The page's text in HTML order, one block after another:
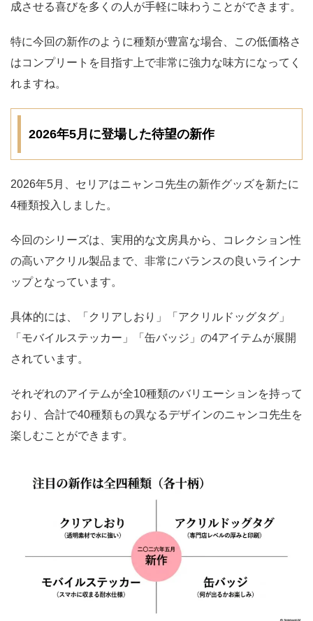
成させる喜びを多くの人が手軽に味わうことができます。
特に今回の新作のように種類が豊富な場合、この低価格さ
はコンプリートを目指す上で非常に強力な味方になってく
れますね。
2026年5月に登場した待望の新作
2026年5月、セリアはニャンコ先生の新作グッズを新たに
4種類投入しました。
今回のシリーズは、実用的な文房具から、コレクション性
の高いアクリル製品まで、非常にバランスの良いラインナ
ップとなっています。
具体的には、「クリアしおり」「アクリルドッグタグ」
「モバイルステッカー」「缶バッジ」の4アイテムが展開
されています。
それぞれのアイテムが全10種類のバリエーションを持って
おり、合計で40種類もの異なるデザインのニャンコ先生を
楽しむことができます。